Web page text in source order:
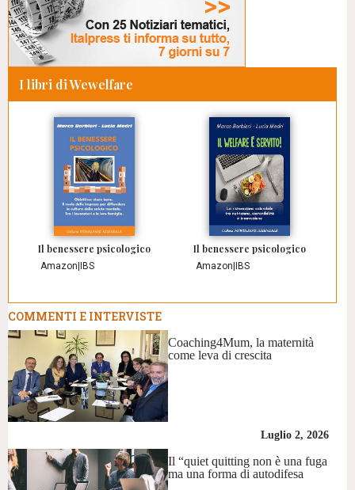
I libri di Wewelfare
Il benessere psicologico
Amazon IBS
Il benessere psicologico
Amazon IBS
COMMENTI E INTERVISTE
Coaching4Mum, la maternità
come leva di crescita
Luglio 2, 2026
Il “quiet quitting non è una fuga
ma una forma di autodifesa